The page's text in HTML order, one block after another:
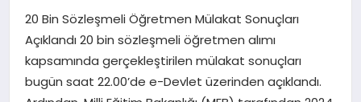
YAŞAM
20 Bin Sözleşmeli Öğretmen Mülakat Sonuçları
Açıklandı 20 bin sözleşmeli öğretmen alımı
kapsamında gerçekleştirilen mülakat sonuçları
bugün saat 22.00’de e-Devlet üzerinden açıklandı.